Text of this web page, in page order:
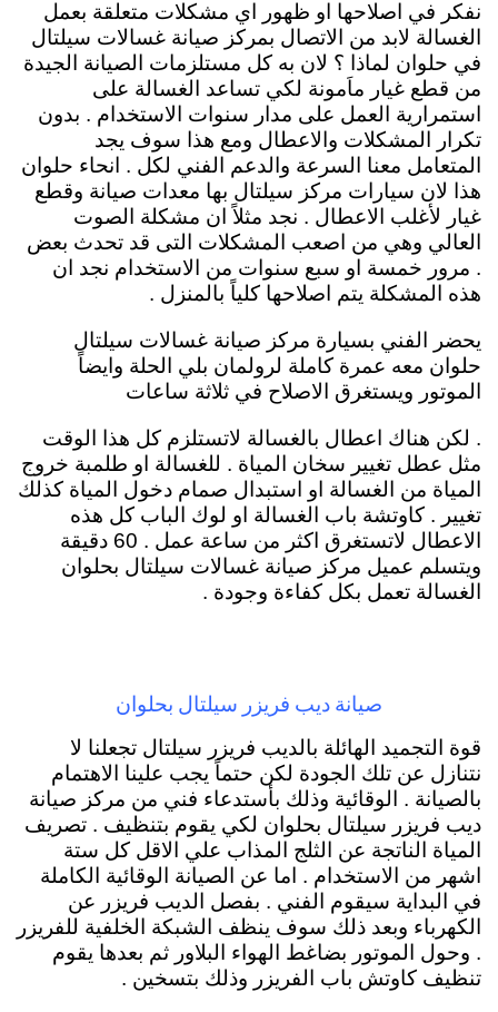
نفكر في اصلاحها او ظهور اي مشكلات متعلقة بعمل
الغسالة لابد من الاتصال بمركز صيانة غسالات سيلتال
في حلوان لماذا ؟ لان به كل مستلزمات الصيانة الجيدة
من قطع غيار ماَمونة لكي تساعد الغسالة على
استمرارية العمل على مدار سنوات الاستخدام . بدون
تكرار المشكلات والاعطال ومع هذا سوف يجد
المتعامل معنا السرعة والدعم الفني لكل . انحاء حلوان
هذا لان سيارات مركز سيلتال بها معدات صيانة وقطع
غيار لأغلب الاعطال . نجد مثلاً ان مشكلة الصوت
العالي وهي من اصعب المشكلات التى قد تحدث بعض
. مرور خمسة او سبع سنوات من الاستخدام نجد ان
هذه المشكلة يتم اصلاحها كلياً بالمنزل .
يحضر الفني بسيارة مركز صيانة غسالات سيلتال
حلوان معه عمرة كاملة لرولمان بلي الحلة وايضاً
الموتور ويستغرق الاصلاح في ثلاثة ساعات
. لكن هناك اعطال بالغسالة لاتستلزم كل هذا الوقت
مثل عطل تغيير سخان المياة . للغسالة او طلمبة خروج
المياة من الغسالة او استبدال صمام دخول المياة كذلك
تغيير . كاوتشة باب الغسالة او لوك الباب كل هذه
الاعطال لاتستغرق اكثر من ساعة عمل . 60 دقيقة
ويتسلم عميل مركز صيانة غسالات سيلتال بحلوان
الغسالة تعمل بكل كفاءة وجودة .
صيانة ديب فريزر سيلتال بحلوان
قوة التجميد الهائلة بالديب فريزر سيلتال تجعلنا لا
نتنازل عن تلك الجودة لكن حتماً يجب علينا الاهتمام
بالصيانة . الوقائية وذلك بأستدعاء فني من مركز صيانة
ديب فريزر سيلتال بحلوان لكي يقوم بتنظيف . تصريف
المياة الناتجة عن الثلج المذاب علي الاقل كل ستة
اشهر من الاستخدام . اما عن الصيانة الوقائية الكاملة
في البداية سيقوم الفني . بفصل الديب فريزر عن
الكهرباء وبعد ذلك سوف ينظف الشبكة الخلفية للفريزر
. وحول الموتور بضاغط الهواء البلاور ثم بعدها يقوم
تنظيف كاوتش باب الفريزر وذلك بتسخين .